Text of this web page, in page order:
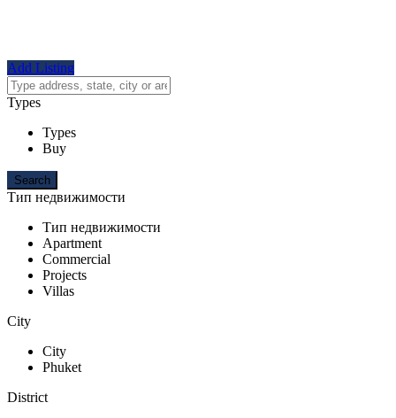
Add Listing
Types
Types
Buy
Тип недвижимости
Тип недвижимости
Apartment
Commercial
Projects
Villas
City
City
Phuket
District